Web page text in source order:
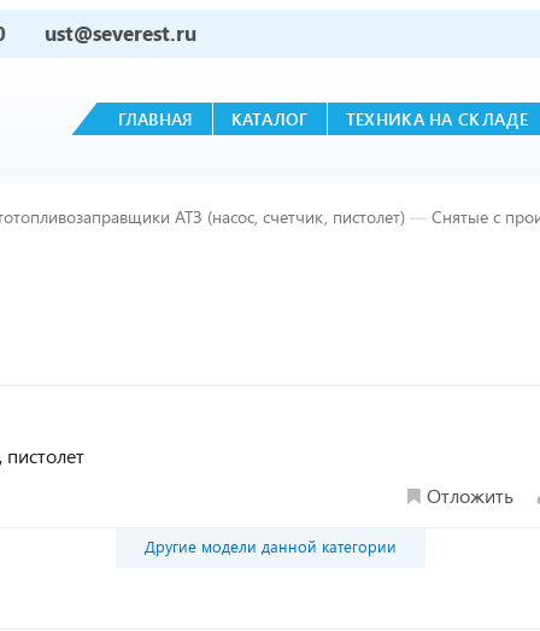
ust@severest.ru
ГЛАВНАЯ КАТАЛОГ ТЕХНИКА НА СКЛАДЕ
АТЗ (насос, счетчик, пистолет) — Снятые с
Отложить
Другие модели данной категории